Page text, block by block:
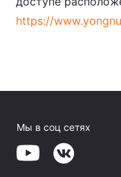
https://
Мы в соц сетях